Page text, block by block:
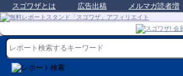
スゴワザとは 広告出稿 メルマガ読者増